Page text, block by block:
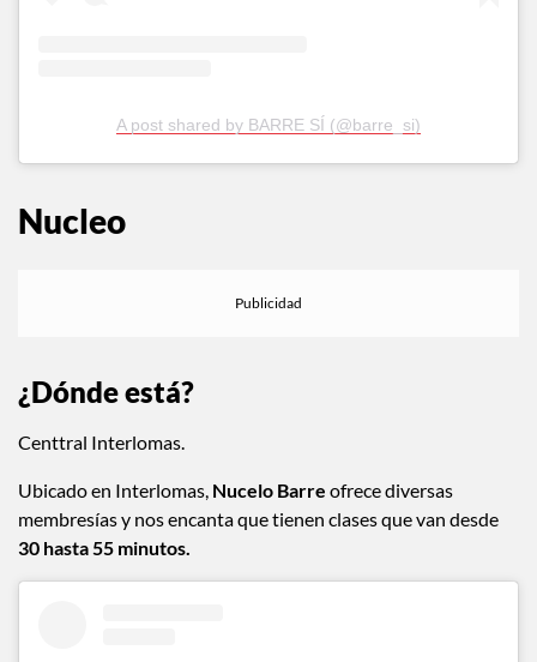
A post shared by BARRE SÍ (@barre_si)
Nucleo
¿Dónde está?
Centtral Interlomas.
Ubicado en Interlomas, Nucelo Barre ofrece diversas
membresías y nos encanta que tienen clases que van desde
30 hasta 55 minutos.